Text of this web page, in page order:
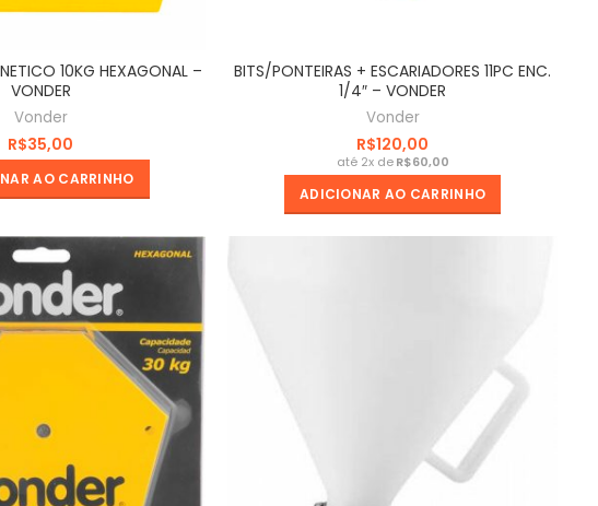
10KG HEXAGONAL –
VONDER
Vonder
R$
AO CARRINHO
BITS/PONTEIRAS + ESCARIADORES 11PC ENC.
1/4″ – VONDER
Vonder
R$
R$
ADICIONAR AO CARRINHO